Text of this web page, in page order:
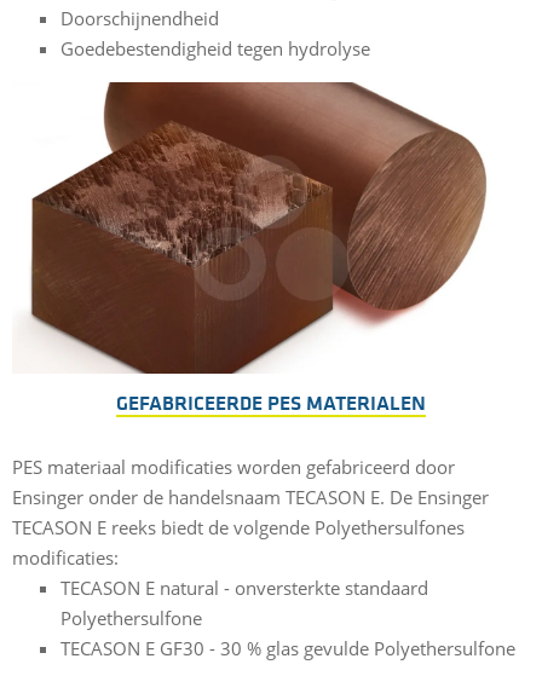
Doorschijnendheid
Goedebestendigheid tegen hydrolyse
GEFABRICEERDE PES MATERIALEN
PES materiaal modificaties worden gefabriceerd door
Ensinger onder de handelsnaam TECASON E. De Ensinger
TECASON E reeks biedt de volgende Polyethersulfones
modificaties:
TECASON E natural - onversterkte standaard
Polyethersulfone
TECASON E GF30 - 30 % glas gevulde Polyethersulfone